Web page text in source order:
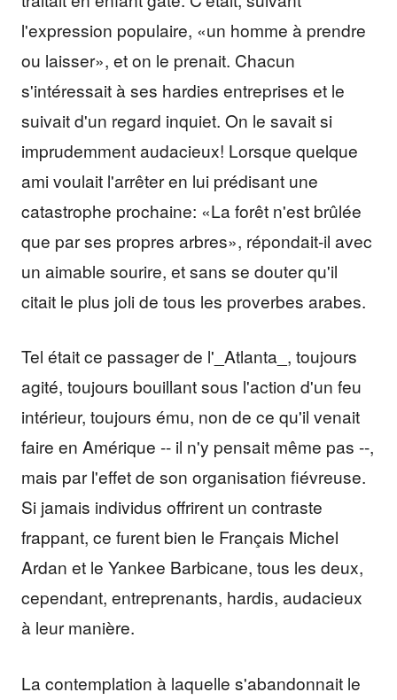
l'expression populaire, «un homme à prendre
ou laisser», et on le prenait. Chacun
s'intéressait à ses hardies entreprises et le
suivait d'un regard inquiet. On le savait si
imprudemment audacieux! Lorsque quelque
ami voulait l'arrêter en lui prédisant une
catastrophe prochaine: «La forêt n'est brûlée
que par ses propres arbres», répondait-il avec
un aimable sourire, et sans se douter qu'il
citait le plus joli de tous les proverbes arabes.
Tel était ce passager de l'_Atlanta_, toujours
agité, toujours bouillant sous l'action d'un feu
intérieur, toujours ému, non de ce qu'il venait
faire en Amérique -- il n'y pensait même pas --,
mais par l'effet de son organisation fiévreuse.
Si jamais individus offrirent un contraste
frappant, ce furent bien le Français Michel
Ardan et le Yankee Barbicane, tous les deux,
cependant, entreprenants, hardis, audacieux
à leur manière.
La contemplation à laquelle s'abandonnait le